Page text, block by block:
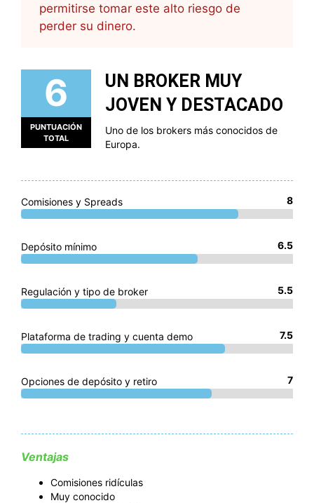
permitirse tomar este alto riesgo de
perder su dinero.
6
PUNTUACIÓN
TOTAL
UN BROKER MUY
JOVEN Y DESTACADO
Uno de los brokers más conocidos de
Europa.
Comisiones y Spreads 8
Depósito mínimo 6.5
Regulación y tipo de broker 5.5
Plataforma de trading y cuenta demo 7.5
Opciones de depósito y retiro 7
Ventajas
Comisiones ridículas
Muy conocido